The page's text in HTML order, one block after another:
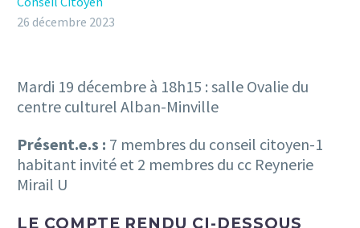
26 décembre 2023
Mardi 19 décembre à 18h15 : salle Ovalie du
centre culturel Alban-Minville
Présent.e.s : 7 membres du conseil citoyen-1
habitant invité et 2 membres du cc Reynerie
Mirail U
LE COMPTE RENDU CI-DESSOUS